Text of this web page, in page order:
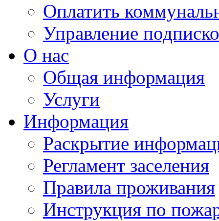
Оплатить
Управление
О нас
Общая информация
Услуги
Информация
Раскрытие
Регламент заселения
Правила проживания
Инструкция по